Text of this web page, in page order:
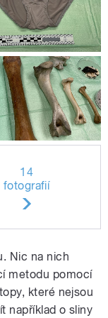
14
fotografií
Nic na nich
metodu pomocí
které nejsou
například o sliny